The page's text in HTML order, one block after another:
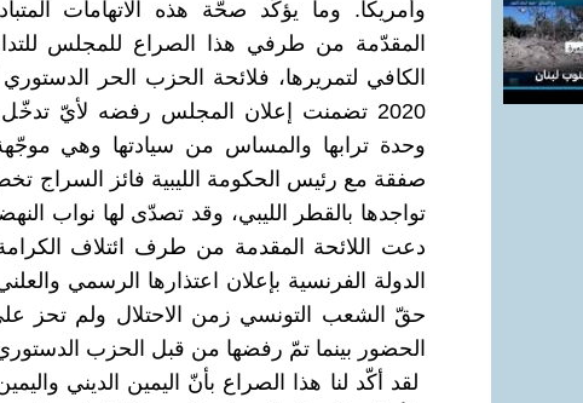
وأمريكا. وما يؤكّد ‏صحّة هذه الاتهامات
المقدّمة من ‏طرفي هذا الصراع للمجلس
الكافي لتمريرها، ‏فلائحة الحزب الحر
2020 ‏تضمنت إعلان المجلس ‏رفضه لأيّ
‏وحدة ترابها والمساس من ‏سيادتها وهي
صفقة مع رئيس ‏الحكومة الليبية فائز السراج
تواجدها بالقطر ‏الليبي، وقد تصدّى لها نواب
‏الدولة الفرنسية بإعلان ‏اعتذارها الرسمي
الحضور بينما ‏تمّ رفضها من قبل الحزب
لقد أكّد لنا هذا الصراع ‏بأنّ اليمين الديني